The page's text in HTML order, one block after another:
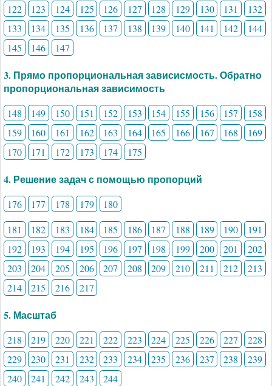
122 123 124 125 126 127 128 129 130 131
132
133
134 135 136 137 138 139 140 141 142
144
145
146 147
3. Прямо пропорциональная зависисмость. Обратно
пропорциональная зависимость
148 149 150 151 152 153 154 155 156 157
158
159
160 161 162 163 164 165 166 167 168
169
170
171 172 173 174 175
4. Решение задач с помощью пропорций
176 177 178 179
180
181
182 183 184 185 186 187 188 189 190
191
192
193 194 195 196 197 198 199 200 201
202
203
204 205 206 207 208 209 210 211 212
213
214
215 216 217
5. Масштаб
218 219 220 221 222 223 224 225 226 227
228
229
230 231 232 233 234 235 236 237 238
239
240
241 242 243 244